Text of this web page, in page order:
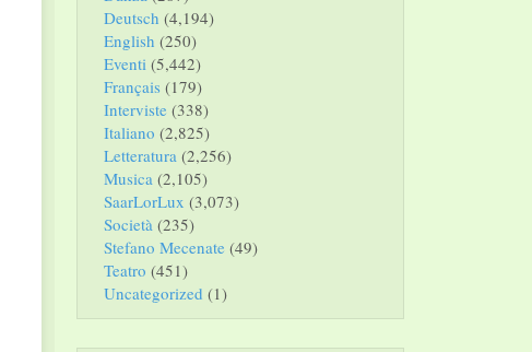
Deutsch (4,194)
English (250)
Eventi (5,442)
Français (179)
Interviste (338)
Italiano (2,825)
Letteratura (2,256)
Musica (2,105)
SaarLorLux (3,073)
Società (235)
Stefano Mecenate (49)
Teatro (451)
Uncategorized (1)